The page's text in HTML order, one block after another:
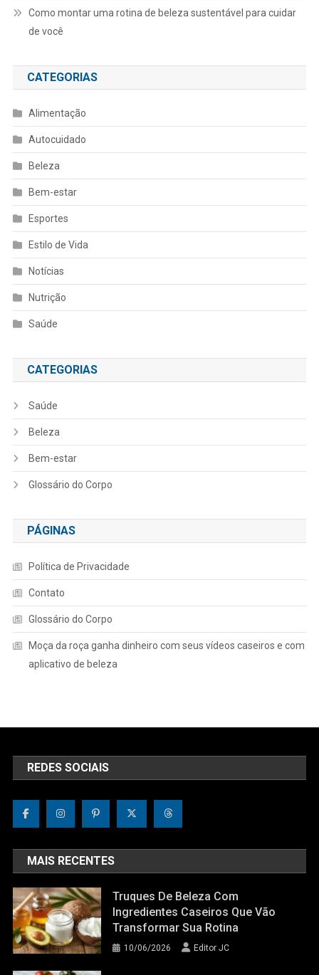
Como montar uma rotina de beleza sustentável para cuidar
de você
CATEGORIAS
Alimentação
Autocuidado
Beleza
Bem-estar
Esportes
Estilo de Vida
Notícias
Nutrição
Saúde
CATEGORIAS
Saúde
Beleza
Bem-estar
Glossário do Corpo
PÁGINAS
Política de Privacidade
Contato
Glossário do Corpo
Moça da roça ganha dinheiro com seus vídeos caseiros e com
aplicativo de beleza
REDES SOCIAIS
MAIS RECENTES
Truques De Beleza Com
Ingredientes Caseiros Que Vão
Transformar Sua Rotina
10/06/2026 Editor JC